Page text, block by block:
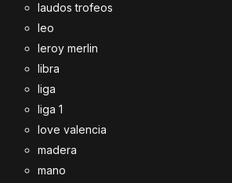
laudos trofeos
leo
leroy merlin
libra
liga
liga 1
love valencia
madera
mano